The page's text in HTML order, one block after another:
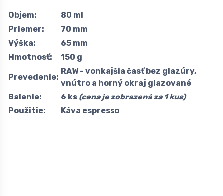
Objem:
80 ml
Priemer:
70 mm
Výška:
65 mm
Hmotnosť:
150 g
Prevedenie:
RAW - vonkajšia časť bez glazúry,
vnútro a horný okraj glazované
Balenie:
6 ks (cena je zobrazená za 1 kus)
Použitie:
Káva espresso